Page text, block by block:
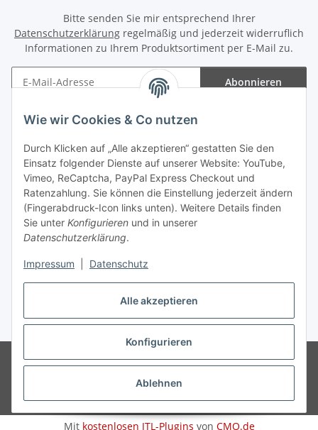
Alle akzeptieren
Konfigurieren
Ablehnen
Wie wir Cookies & Co nutzen
Durch Klicken auf „Alle akzeptieren“ gestatten Sie den
Einsatz folgender Dienste auf unserer Website: YouTube,
Vimeo, ReCaptcha, PayPal Express Checkout und
Ratenzahlung. Sie können die Einstellung jederzeit ändern
(Fingerabdruck-Icon links unten). Weitere Details finden
Sie unter Konfigurieren und in unserer
Datenschutzerklärung.
Impressum Datenschutz
Bitte senden Sie mir entsprechend Ihrer
Datenschutzerklärung regelmäßig und jederzeit widerruflich
Informationen zu Ihrem Produktsortiment per E-Mail zu.
Abonnieren
Gesetzliche Informationen
Vertrag widerrufen
* Gemäß §19 UStG wird keine Umsatzsteuer berechnet, zzgl.Versand
© Wohlgefühl für Körper & Seele by Sabine Werner Besucherzähler:
Umsatzsteuer berechnet.
Mit kostenlosen JTL-Plugins von CMO.de